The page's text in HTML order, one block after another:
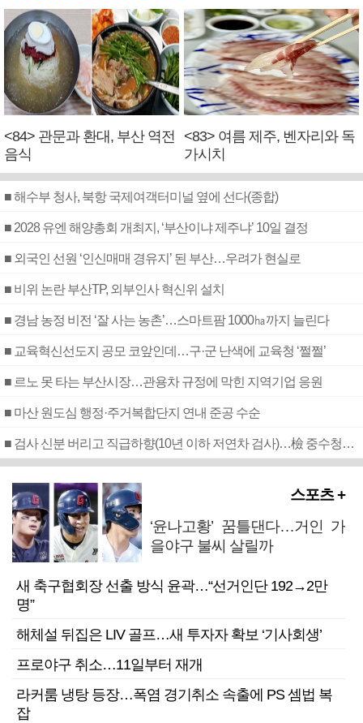
<84> 관문과 환대, 부산 역전
음식
<83> 여름 제주, 벤자리와 독
가시치
■ 해수부 청사, 북항 국제여객터미널 옆에 선다(종합)
■ 2028 유엔 해양총회 개최지, ‘부산이냐 제주냐’ 10일 결정
■ 외국인 선원 ‘인신매매 경유지’ 된 부산…우려가 현실로
■ 비위 논란 부산TP, 외부인사 혁신위 설치
■ 경남 농정 비전 ‘잘 사는 농촌’…스마트팜 1000㏊까지 늘린다
■ 교육혁신선도지 공모 코앞인데…구·군 난색에 교육청 ‘쩔쩔’
■ 르노 못 타는 부산시장…관용차 규정에 막힌 지역기업 응원
■ 마산 원도심 행정·주거복합단지 연내 준공 수순
■ 검사 신분 버리고 직급하향(10년 이하 저연차 검사)…檢 중수청행 기피
스포츠 +
‘윤나고황’ 꿈틀댄다…거인 가
을야구 불씨 살릴까
새 축구협회장 선출 방식 윤곽…“선거인단 192→2만
명”
해체설 뒤집은 LIV 골프…새 투자자 확보 ‘기사회생’
프로야구 취소…11일부터 재개
라커룸 냉탕 등장…폭염 경기취소 속출에 PS 셈법 복
잡